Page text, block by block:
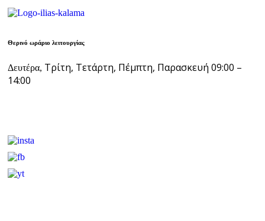
Θερινό ωράριο λειτουργίας
Δευτέρα, Τρίτη, Τετάρτη, Πέμπτη, Παρασκευή 09:00 –
14:00